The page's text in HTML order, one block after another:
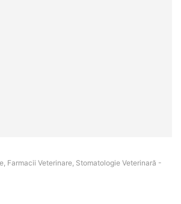
Farmacii Veterinare, Stomatologie Veterinară -